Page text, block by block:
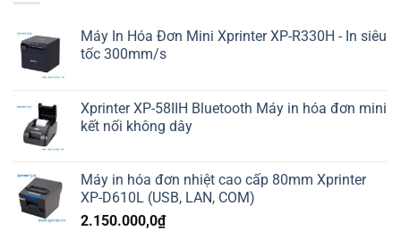
Máy In Hóa Đơn Mini Xprinter XP-R330H - In siêu
tốc 300mm/s
Xprinter XP-58IIH Bluetooth Máy in hóa đơn mini
kết nối không dây
Máy in hóa đơn nhiệt cao cấp 80mm Xprinter
XP-D610L (USB, LAN, COM)
2.150.000,0₫